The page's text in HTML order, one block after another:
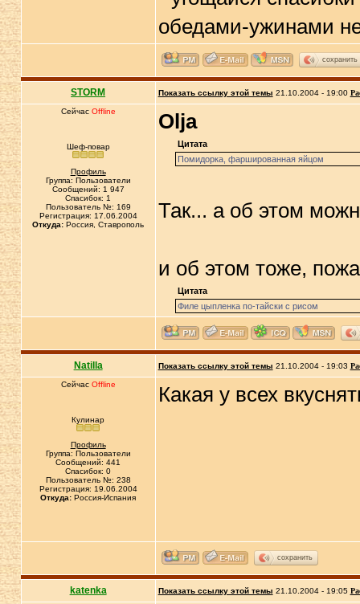
сохранить
STORM Показать ссылку этой темы 21.10.2004 - 19:00
Сейчас Offline
Шеф-повар
Профиль
Группа: Пользователи
Сообщений: 1 947
Спасибок: 1
Пользователь №: 169
Регистрация: 17.06.2004
Откуда: Россия, Ставрополь
Olja
Цитата
Помидорка, фаршированная яйцом
Так... а об этом
и об этом тоже,
Цитата
Филе цыпленка по-тайски с рисом
Natilla Показать ссылку этой темы 21.10.2004 - 19:03
Сейчас Offline
Кулинар
Профиль
Группа: Пользователи
Сообщений: 441
Спасибок: 0
Пользователь №: 238
Регистрация: 19.06.2004
Откуда: Россия-Испания
Какая у всех
сохранить
katenka Показать ссылку этой темы 21.10.2004 - 19:05